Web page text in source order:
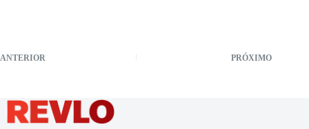
ANTERIOR PRÓXIMO